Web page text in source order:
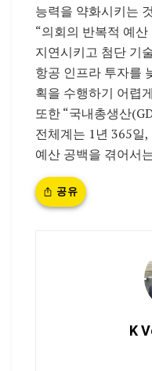
능력을 약화시키는
“의회의 반복적 예
지연시키고 첨단 기
항공 인프라 투자를
획을 수행하기 어렵
또한 “국내총생산
전체계는 1년 365일
예산 공백을 겪어서
공유
K